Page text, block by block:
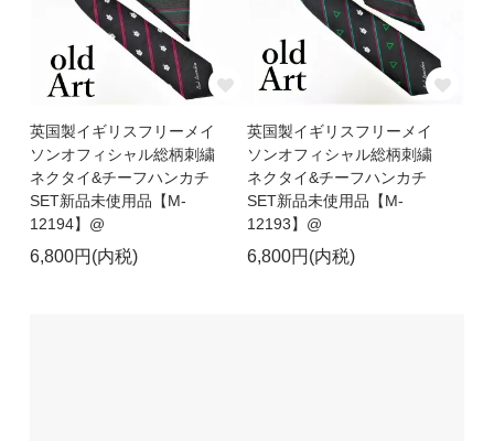
英国製イギリスフリーメイ
ソンオフィシャル総柄刺繍
ネクタイ&チーフハンカチ
SET新品未使用品【M-
12194】@
6,800円(内税)
英国製イギリスフリーメイ
ソンオフィシャル総柄刺繍
ネクタイ&チーフハンカチ
SET新品未使用品【M-
12193】@
6,800円(内税)